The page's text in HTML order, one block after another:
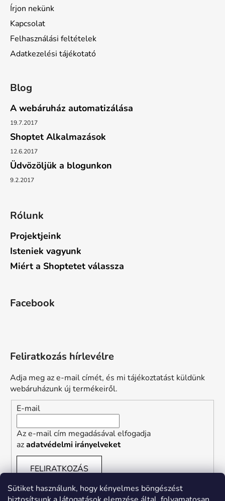
Sütiket használunk, hogy kényelmes böngészést
Írjon nekünk
Kapcsolat
Felhasználási feltételek
Adatkezelési tájékotató
Blog
A webáruház automatizálása
19.7.2017
Shoptet Alkalmazások
12.6.2017
Üdvözöljük a blogunkon
9.2.2017
Rólunk
Projektjeink
Isteniek vagyunk
Miért a Shoptetet válassza
Facebook
Feliratkozás hírlevélre
Adja meg az e-mail címét, és mi tájékoztatást küldünk
webáruházunk új termékeiről.
E-mail
Az e-mail cím megadásával elfogadja
azadatvédelmi irányelveket
FELIRATKOZÁS